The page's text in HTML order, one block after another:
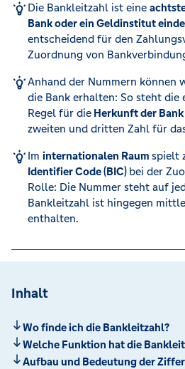
Die Bankleitzahl ist eine
Bank oder ein Geldinstitut
entscheidend für den
Zuordnung von
Anhand der Nummern können
die Bank erhalten: So steht die
Regel für dieHerkunft der Bank
zweiten und dritten Zahl für
Im internationalen Raum spielt
Identifier Code (BIC) bei der
Rolle: Die Nummer steht auf
Bankleitzahl ist hingegen
enthalten.
Inhalt
Wo finde ich die Bankleitzahl?
Welche Funktion hat die
Aufbau und Bedeutung der